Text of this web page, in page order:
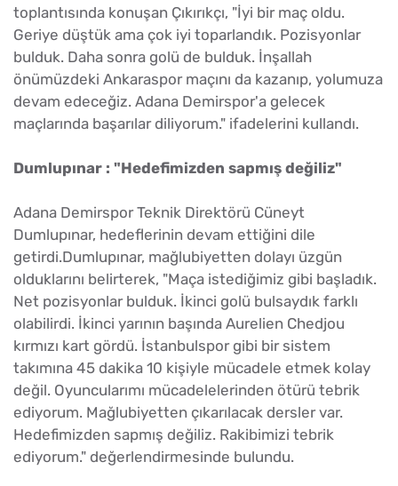
toplantısında konuşan Çıkırıkçı, "İyi bir maç oldu.
Geriye düştük ama çok iyi toparlandık. Pozisyonlar
bulduk. Daha sonra golü de bulduk. İnşallah
önümüzdeki Ankaraspor maçını da kazanıp, yolumuza
devam edeceğiz. Adana Demirspor'a gelecek
maçlarında başarılar diliyorum." ifadelerini kullandı.
Dumlupınar : "Hedefimizden sapmış değiliz"
Adana Demirspor Teknik Direktörü Cüneyt
Dumlupınar, hedeflerinin devam ettiğini dile
getirdi.Dumlupınar, mağlubiyetten dolayı üzgün
olduklarını belirterek, "Maça istediğimiz gibi başladık.
Net pozisyonlar bulduk. İkinci golü bulsaydık farklı
olabilirdi. İkinci yarının başında Aurelien Chedjou
kırmızı kart gördü. İstanbulspor gibi bir sistem
takımına 45 dakika 10 kişiyle mücadele etmek kolay
değil. Oyuncularımı mücadelelerinden ötürü tebrik
ediyorum. Mağlubiyetten çıkarılacak dersler var.
Hedefimizden sapmış değiliz. Rakibimizi tebrik
ediyorum." değerlendirmesinde bulundu.